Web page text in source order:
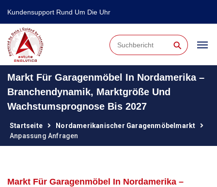
Kundensupport Rund Um Die Uhr
⚲
Markt Für Garagenmöbel In Nordamerika –
Branchendynamik, Marktgröße Und
Wachstumsprognose Bis 2027
Startseite
Nordamerikanischer Garagenmöbelmarkt
Anpassung Anfragen
Markt Für Garagenmöbel In Nordamerika –